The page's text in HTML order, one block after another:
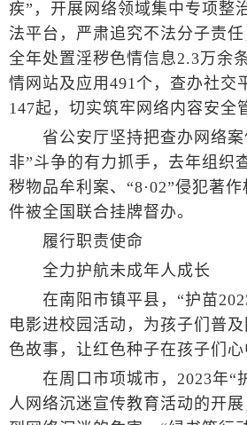
疾”，开展网络领域集中专项整
法平台，严肃追究不法分子责任
全年处置淫秽色情信息2.3万余
情网站及应用491个，查办社交
147起，切实筑牢网络内容安全
省公安厅坚持把查办网络案
非”斗争的有力抓手，去年组织
秽物品牟利案、“8·02”侵犯著
件被全国联合挂牌督办。
履行职责使命
全力护航未成年人成长
在南阳市镇平县，“护苗
电影进校园活动，为孩子们普
色故事，让红色种子在孩子们心
在周口市项城市，2023年“
人网络沉迷宣传教育活动的开